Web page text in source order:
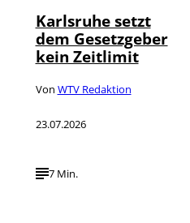
Karlsruhe setzt
dem Gesetzgeber
kein Zeitlimit
Von WTV Redaktion
23.07.2026
7 Min.